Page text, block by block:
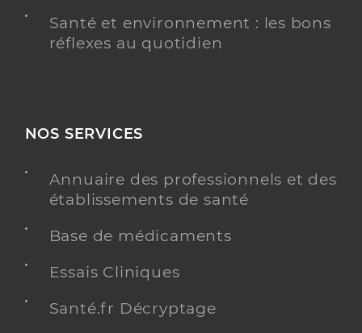
Santé et environnement : les bons
réflexes au quotidien
NOS SERVICES
Annuaire des professionnels et des
établissements de santé
Base de médicaments
Essais Cliniques
Santé.fr Décryptage